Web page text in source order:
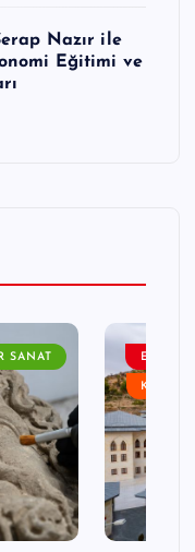
Nazır ile
Eğitimi ve
SANAT